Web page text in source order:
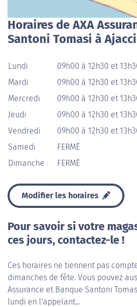
Horaires de AXA
Santoni Tomasi à
Lundi
09h00 à 12h30 et
Mardi
09h00 à 12h30 et
Mercredi
09h00 à 12h30 et
Jeudi
09h00 à 12h30 et
Vendredi
09h00 à 12h30 et
Samedi
FERMÉ
Dimanche
FERMÉ
Modifier les horaires
Pour savoir si votre
ces jours, contactez-le !
Ces horaires ne tiennent pas
dimanches de fête. Vous pouvez
Assurance et Banque Santoni
lundi en l'appelant...